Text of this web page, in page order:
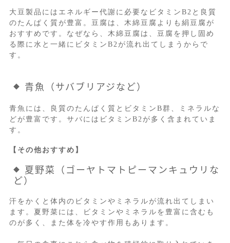
大豆製品にはエネルギー代謝に必要なビタミンB2と良質
のたんぱく質が豊富。豆腐は、木綿豆腐よりも絹豆腐が
おすすめです。なぜなら、木綿豆腐は、豆腐を押し固め
る際に水と一緒にビタミンB2が流れ出てしまうからで
す。
青魚（サバブリアジなど）
青魚には、良質のたんぱく質とビタミンB群、ミネラルな
どが豊富です。サバにはビタミンB2が多く含まれていま
す。
【その他おすすめ】
夏野菜（ゴーヤトマトピーマンキュウリな
ど）
汗をかくと体内のビタミンやミネラルが流れ出てしまい
ます。夏野菜には、ビタミンやミネラルを豊富に含むも
のが多く、また体を冷やす作用もあります。